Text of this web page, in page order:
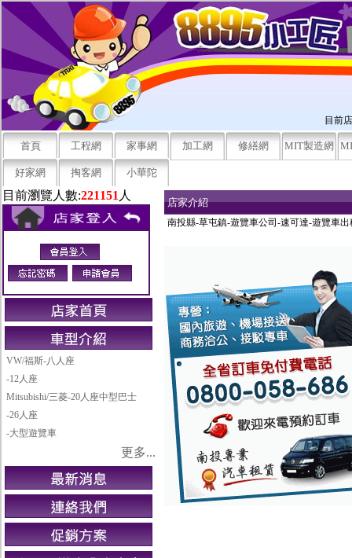
目前
首頁 工程網 家事網 加工網 修繕網 MIT製造網
好家網 掏客網 小華陀
目前瀏覽人數:221151 人
VW/福斯-八人座
-12人座
Mitsubishi/三菱-20人座中型巴士
-26人座
-大型遊覽車
更多...
店家介紹
南投縣-草屯鎮-遊覽車公司-速可達-遊覽車出